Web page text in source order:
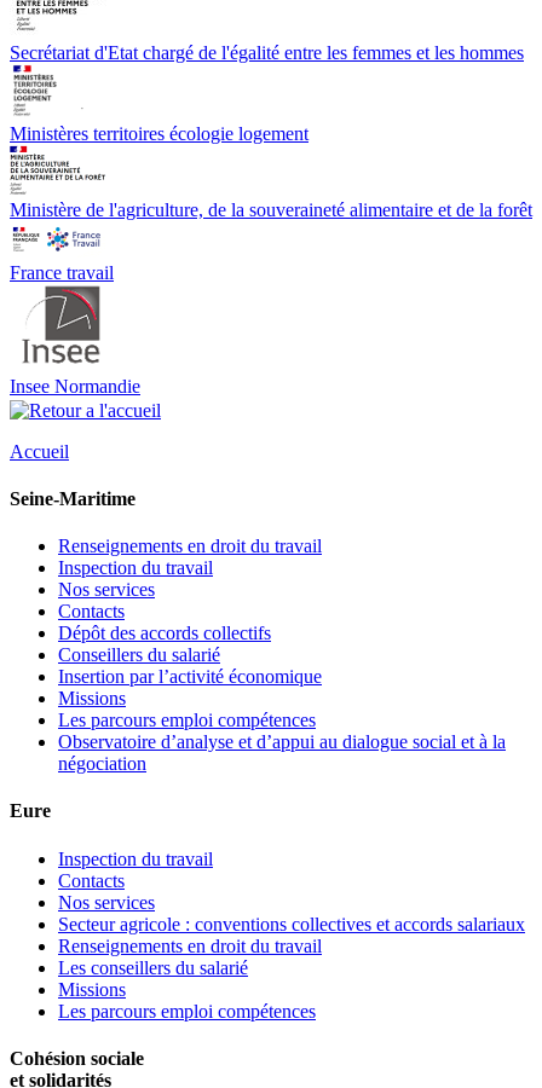
Secrétariat d'Etat chargé de l'égalité entre les femmes et les hommes
Ministères territoires écologie logement
Ministère de l'agriculture, de la souveraineté alimentaire et de la forêt
France travail
Insee Normandie
Accueil
Seine-Maritime
Renseignements en droit du travail
Inspection du travail
Nos services
Contacts
Dépôt des accords collectifs
Conseillers du salarié
Insertion par l’activité économique
Missions
Les parcours emploi compétences
Observatoire d’analyse et d’appui au dialogue social et à la
négociation
Eure
Inspection du travail
Contacts
Nos services
Secteur agricole : conventions collectives et accords salariaux
Renseignements en droit du travail
Les conseillers du salarié
Missions
Les parcours emploi compétences
Cohésion sociale
et solidarités